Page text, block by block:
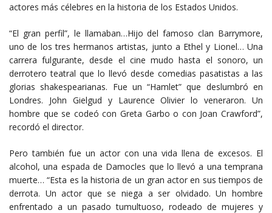
actores más célebres en la historia de los Estados Unidos.
“El gran perfil”, le llamaban…Hijo del famoso clan Barrymore,
uno de los tres hermanos artistas, junto a Ethel y Lionel… Una
carrera fulgurante, desde el cine mudo hasta el sonoro, un
derrotero teatral que lo llevó desde comedias pasatistas a las
glorias shakespearianas. Fue un “Hamlet” que deslumbró en
Londres. John Gielgud y Laurence Olivier lo veneraron. Un
hombre que se codeó con Greta Garbo o con Joan Crawford”,
recordó el director.
Pero también fue un actor con una vida llena de excesos. El
alcohol, una espada de Damocles que lo llevó a una temprana
muerte… “Esta es la historia de un gran actor en sus tiempos de
derrota. Un actor que se niega a ser olvidado. Un hombre
enfrentado a un pasado tumultuoso, rodeado de mujeres y